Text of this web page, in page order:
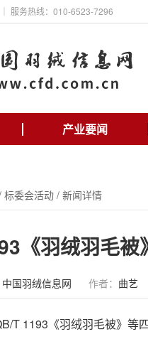
服务热线：010-6523-7296
产业要闻
标委会活动 / 新闻详情
《羽绒羽毛
中国羽绒信息网 作者： 曲艺
T 1193《羽绒羽毛被》等